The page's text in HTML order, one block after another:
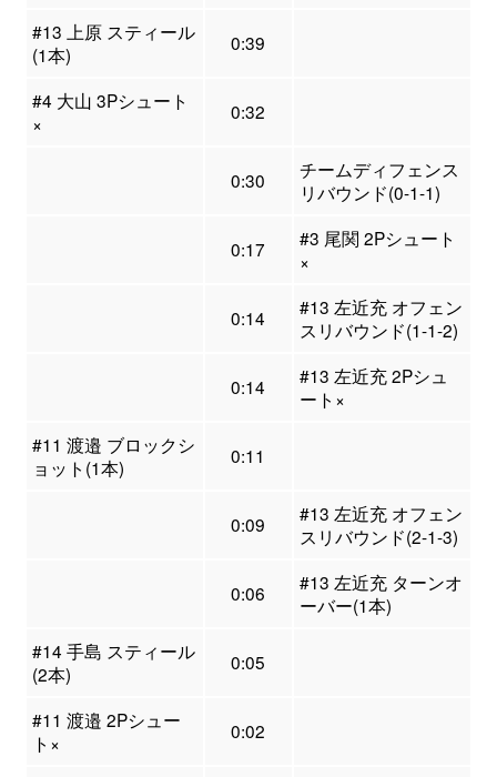
#13 上原 スティール
(1本)
0:39
#4 大山 3Pシュート
×
0:32
0:30
チームディフェンス
リバウンド(0-1-1)
0:17
#3 尾関 2Pシュート
×
0:14
#13 左近充 オフェン
スリバウンド(1-1-2)
0:14
#13 左近充 2Pシュ
ート×
#11 渡邉 ブロックシ
ョット(1本)
0:11
0:09
#13 左近充 オフェン
スリバウンド(2-1-3)
0:06
#13 左近充 ターンオ
ーバー(1本)
#14 手島 スティール
(2本)
0:05
#11 渡邉 2Pシュー
ト×
0:02